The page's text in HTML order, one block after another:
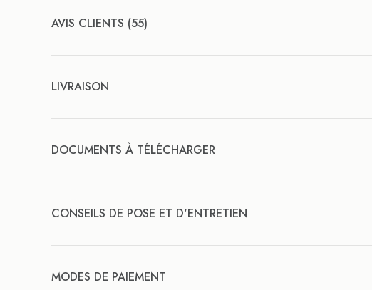
AVIS CLIENTS (55)
LIVRAISON
DOCUMENTS À TÉLÉCHARGER
CONSEILS DE POSE ET D'ENTRETIEN
MODES DE PAIEMENT